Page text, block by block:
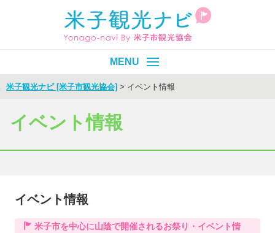
皆生温泉 エリア別
米子観光ナビ [米子市観光協会] > イベント情報
イベント情報
イベント情報
米子市を中心に山陰で開催されるお祭り・イベント情